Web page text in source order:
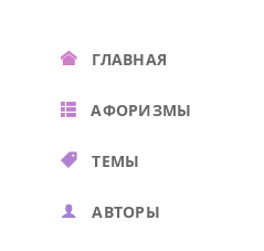
ГЛАВНАЯ
АФОРИЗМЫ
ТЕМЫ
АВТОРЫ